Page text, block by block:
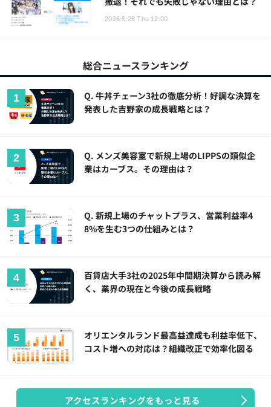
2026.5.28 Thu 12:00
総合ニュースランキング
Q. 牛丼チェーン3社の徹底分析！好調な決算を
発表した吉野家の成長戦略とは？
Q. メンズ美容室で新規上場のLIPPSの類似企
業はカーブス。その理由は？
Q. 新規上場のチャットプラス、営業利益率4
8%を生む3つの仕組みとは？
百貨店大手3社の2025年中間期決算から読み解
く、業界の現在と今後の成長戦略
オリエンタルランド最高益達成も利益率低下、
コスト増への対応は？組織改正で効率化図る
アクセスランキングをもっと見る